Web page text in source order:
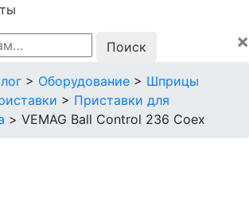
×
> Оборудование > Шприцы
> Приставки для
> VEMAG Ball Control 236 Coex